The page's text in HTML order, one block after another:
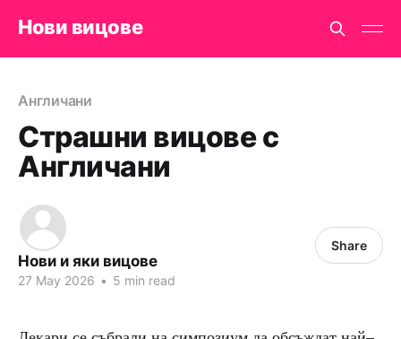
Нови вицове
Англичани
Страшни вицове с
Англичани
Нови и яки вицове
27 May 2026 • 5 min read
Share